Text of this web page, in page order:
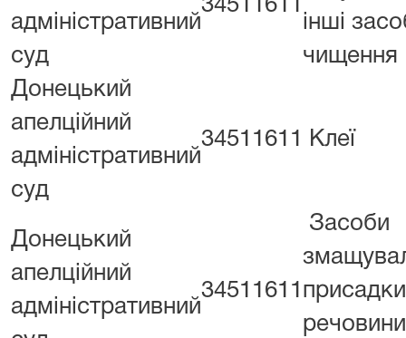
адміністративний
суд
34511611
інші
чищення
Донецький
апелційний
адміністративний
суд
34511611 Клеї
Донецький
апелційний
адміністративний
34511611
Засоби
речовини